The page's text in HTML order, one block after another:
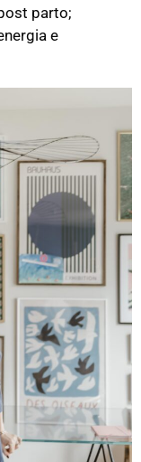
parto;
e